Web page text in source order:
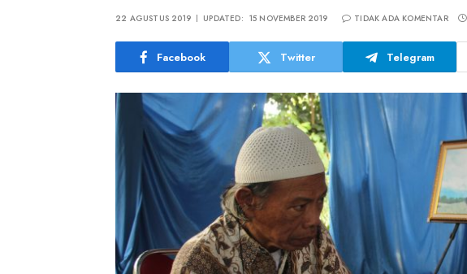
22 AGUSTUS 2019 UPDATED: 15 NOVEMBER 2019 TIDAK ADA KOMENTAR
Facebook Twitter Telegram